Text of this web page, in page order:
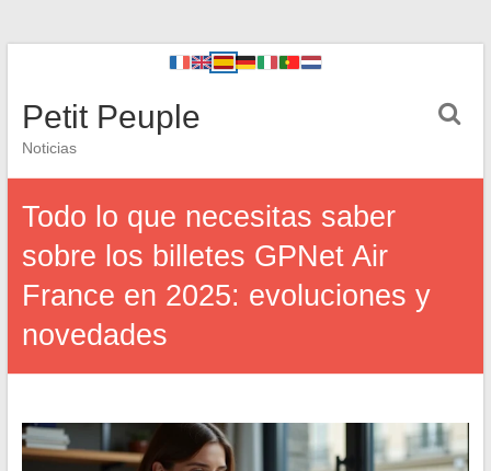
Petit Peuple
Noticias
Todo lo que necesitas saber
sobre los billetes GPNet Air
France en 2025: evoluciones y
novedades